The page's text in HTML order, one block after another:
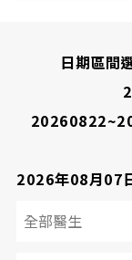
日期區間
2026年08月07